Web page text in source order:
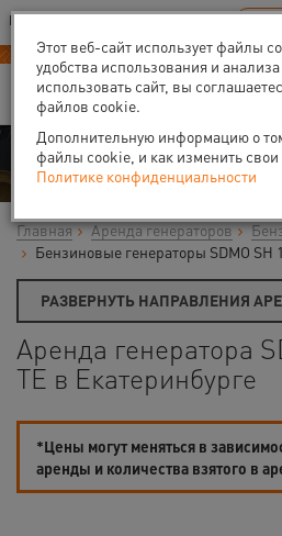
Ваш город:Екатеринбург
В Вашем регионе нет наших офисов
Аренда
Главная Аренда генераторов
Бензиновые генераторы SDMO SH
РАЗВЕРНУТЬ НАПРАВЛЕНИЯ
Аренда генератора
TE в Екатеринбурге
*Цены могут меняться в
аренды и количества взятого в
Этот веб-сайт использует файлы
удобства использования и
использовать сайт, вы
файлов cookie.
Дополнительную информацию о
файлы cookie, и как изменить
Политике конфиденциальности